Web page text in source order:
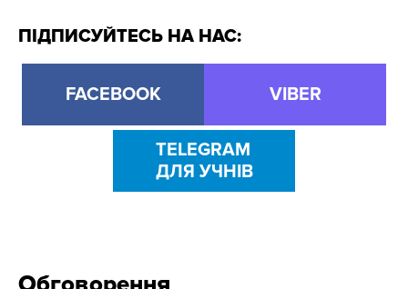
ПІДПИСУЙТЕСЬ НА НАС:
FACEBOOK VIBER
TELEGRAM
ДЛЯ УЧНІВ